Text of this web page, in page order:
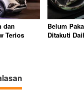
dan
Terios
Belum
Ditakuti